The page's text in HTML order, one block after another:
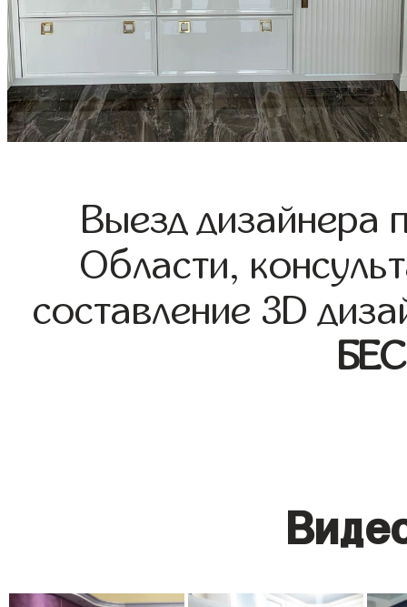
Выезд дизайнера
Области,
составление 3D